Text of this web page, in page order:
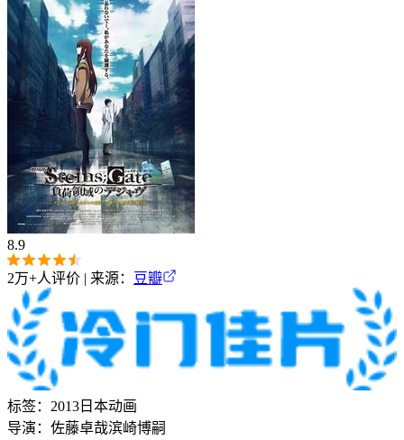
8.9
2万+人评价 | 来源： 豆瓣
标签： 2013 日本动画
导演： 佐藤卓哉滨崎博嗣